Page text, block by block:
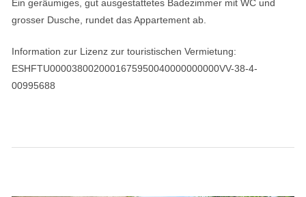
Ein geräumiges, gut ausgestattetes Badezimmer mit WC und
grosser Dusche, rundet das Appartement ab.
Information zur Lizenz zur touristischen Vermietung:
ESHFTU0000380020001675950040000000000VV-38-4-
00995688